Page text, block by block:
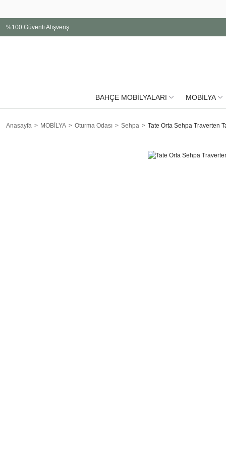
%100 Güvenli Alışveriş
BAHÇE MOBİLYALARI MOBİLYA
Anasayfa MOBİLYA Oturma Odası Sehpa Tate Orta Sehpa Traverten